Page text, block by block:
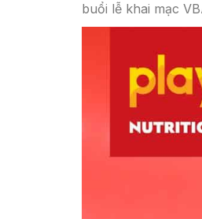
buổi lễ khai mạc